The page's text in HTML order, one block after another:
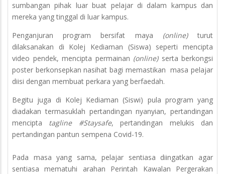
sumbangan pihak luar buat pelajar di dalam kampus dan
mereka yang tinggal di luar kampus.
Penganjuran program bersifat maya (online)turut
dilaksanakan di Kolej Kediaman (Siswa) seperti mencipta
video pendek, mencipta permainan (online)serta berkongsi
poster berkonsepkan nasihat bagi memastikan masa pelajar
diisi dengan membuat perkara yang berfaedah.
Begitu juga di Kolej Kediaman (Siswi) pula program yang
diadakan termasuklah pertandingan nyanyian, pertandingan
mencipta tagline #Staysafe, pertandingan melukis dan
pertandingan pantun sempena Covid-19.
Pada masa yang sama, pelajar sentiasa diingatkan agar
sentiasa mematuhi arahan Perintah Kawalan Pergerakan